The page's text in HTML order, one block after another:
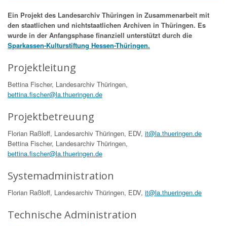
Ein Projekt des Landesarchiv Thüringen in Zusammenarbeit mit
den staatlichen und nichtstaatlichen Archiven in Thüringen. Es
wurde in der Anfangsphase finanziell unterstützt durch die
Sparkassen-Kulturstiftung Hessen-Thüringen.
Projektleitung
Bettina Fischer, Landesarchiv Thüringen,
bettina.fischer@la.thueringen.de
Projektbetreuung
Florian Raßloff, Landesarchiv Thüringen, EDV, it@la.thueringen.de
Bettina Fischer, Landesarchiv Thüringen,
bettina.fischer@la.thueringen.de
Systemadministration
Florian Raßloff, Landesarchiv Thüringen, EDV, it@la.thueringen.de
Technische Administration